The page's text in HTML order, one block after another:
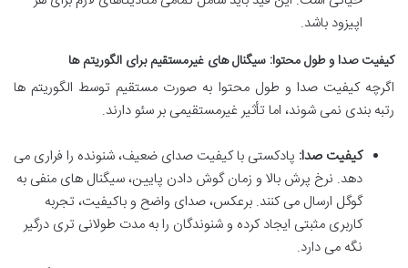
اپیزود باشد.
کیفیت صدا و طول محتوا: سیگنال های غیرمستقیم برای الگوریتم ها
اگرچه کیفیت صدا و طول محتوا به صورت مستقیم توسط الگوریتم ها
رتبه بندی نمی شوند، اما تأثیر غیرمستقیمی بر سئو دارند.
کیفیت صدا: پادکستی با کیفیت صدای ضعیف، شنونده را فراری می
دهد. نرخ پرش بالا و زمان گوش دادن پایین، سیگنال های منفی به
گوگل ارسال می کنند. برعکس، صدای واضح و باکیفیت، تجربه
کاربری مثبتی ایجاد کرده و شنوندگان را به مدت طولانی تری درگیر
نگه می دارد.